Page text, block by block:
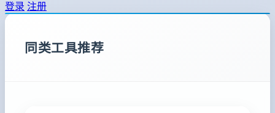
登录 注册
同类工具推荐